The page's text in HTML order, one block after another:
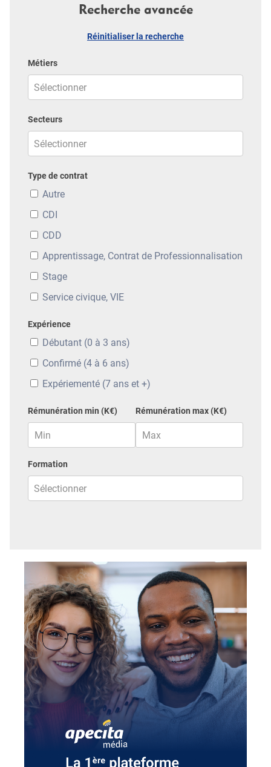
Recherche avancée
Réinitialiser la recherche
Métiers
Secteurs
Type de contrat
Autre
CDI
CDD
Apprentissage, Contrat de Professionnalisation
Stage
Service civique, VIE
Expérience
Débutant (0 à 3 ans)
Confirmé (4 à 6 ans)
Expériementé (7 ans et +)
Rémunération min (K€) Rémunération max (K€)
Formation